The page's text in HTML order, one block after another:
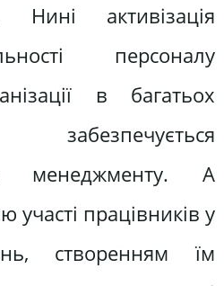
Нині активізація
персоналу
в багатьох
менеджменту. А
участі працівників у
створенням їм